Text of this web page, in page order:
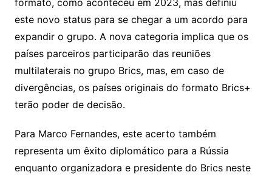
formato, como aconteceu em 2023, mas definiu
este novo status para se chegar a um acordo para
expandir o grupo. A nova categoria implica que os
países parceiros participarão das reuniões
multilaterais no grupo Brics, mas, em caso de
divergências, os países originais do formato Brics+
terão poder de decisão.
Para Marco Fernandes, este acerto também
representa um êxito diplomático para a Rússia
enquanto organizadora e presidente do Brics neste